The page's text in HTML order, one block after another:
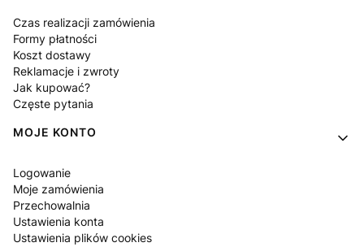
Czas realizacji zamówienia
Formy płatności
Koszt dostawy
Reklamacje i zwroty
Jak kupować?
Częste pytania
MOJE KONTO
Logowanie
Moje zamówienia
Przechowalnia
Ustawienia konta
Ustawienia plików cookies